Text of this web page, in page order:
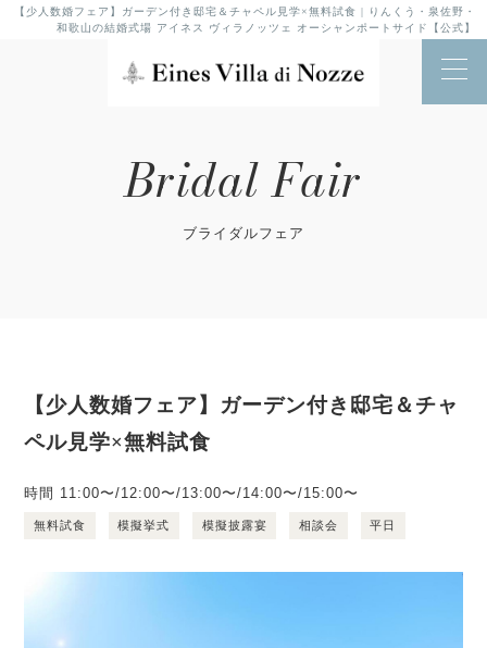
【少人数婚フェア】ガーデン付き邸宅＆チャペル見学×無料試食 | りんくう・泉佐野・
和歌山の結婚式場 アイネス ヴィラノッツェ オーシャンポートサイド【公式】
Bridal Fair
ブライダルフェア
【少人数婚フェア】ガーデン付き邸宅＆チャ
ペル見学×無料試食
時間 11:00〜/12:00〜/13:00〜/14:00〜/15:00〜
無料試食 模擬挙式 模擬披露宴 相談会 平日